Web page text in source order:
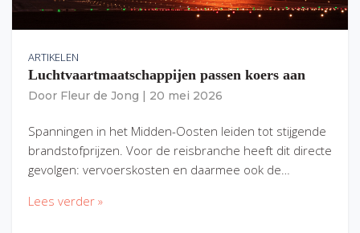
ARTIKELEN
Luchtvaartmaatschappijen passen koers aan
Door Fleur de Jong 20 mei 2026
Spanningen in het Midden-Oosten leiden tot stijgende
brandstofprijzen. Voor de reisbranche heeft dit directe
gevolgen: vervoerskosten en daarmee ook de…
Lees verder »